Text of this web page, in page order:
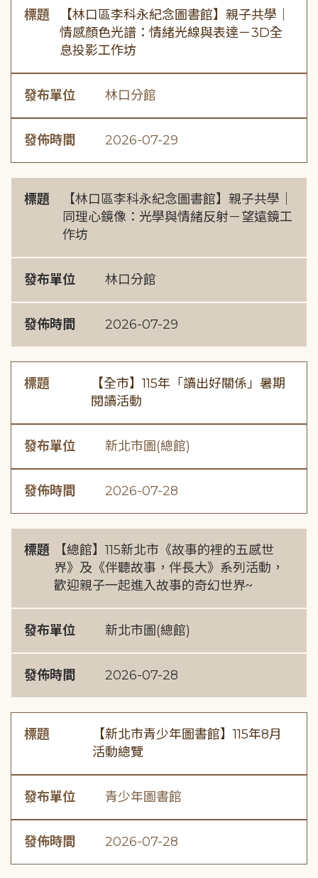
標題
【林口區李科永紀念圖書館】親子共學｜
情感顏色光譜：情緒光線與表達－3D全
息投影工作坊
發布單位 林口分館
發佈時間 2026-07-29
標題
【林口區李科永紀念圖書館】親子共學｜
同理心鏡像：光學與情緒反射－望遠鏡工
作坊
發布單位 林口分館
發佈時間 2026-07-29
標題
【全市】115年「讀出好關係」暑期
閱讀活動
發布單位 新北市圖(總館)
發佈時間 2026-07-28
標題
【總館】115新北市《故事的裡的五感世
界》及《伴聽故事，伴長大》系列活動，
歡迎親子一起進入故事的奇幻世界~
發布單位 新北市圖(總館)
發佈時間 2026-07-28
標題
【新北市青少年圖書館】115年8月
活動總覽
發布單位 青少年圖書館
發佈時間 2026-07-28